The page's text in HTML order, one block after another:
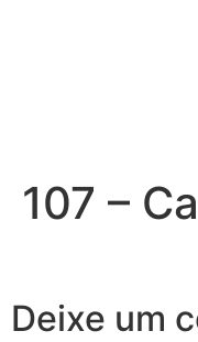
107 –
Deixe um